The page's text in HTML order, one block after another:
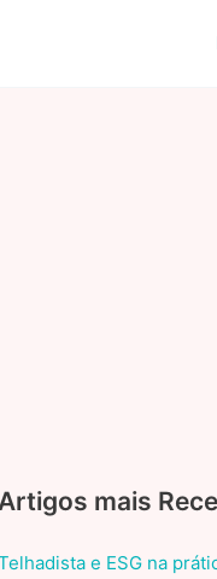
mais
e ESG na